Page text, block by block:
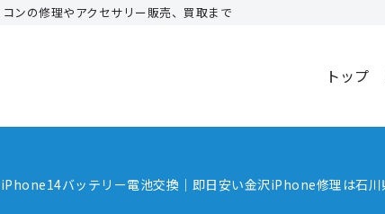
ンの修理やアクセサリー販売、買取まで
トップ
iPhone14バッテリー電池交換｜即日安い金沢iPhone修理は石